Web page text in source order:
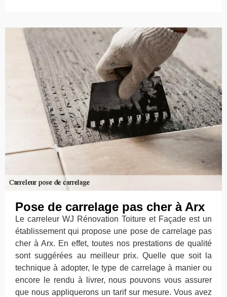
Pose de carrelage pas cher à Arx
Le carreleur WJ Rénovation Toiture et Façade est un
établissement qui propose une pose de carrelage pas
cher à Arx. En effet, toutes nos prestations de qualité
sont suggérées au meilleur prix. Quelle que soit la
technique à adopter, le type de carrelage à manier ou
encore le rendu à livrer, nous pouvons vous assurer
que nous appliquerons un tarif sur mesure. Vous avez